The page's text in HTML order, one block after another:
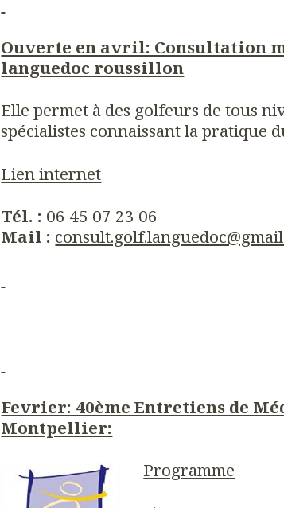
Ouverte en avril: Consultation
languedoc roussillon
Elle permet à des golfeurs de tous
spécialistes connaissant la pratique
Lien internet
Tél. : 06 45 07 23 06
Mail :
Fevrier: 40ème Entretiens de
Montpellier:
Programme